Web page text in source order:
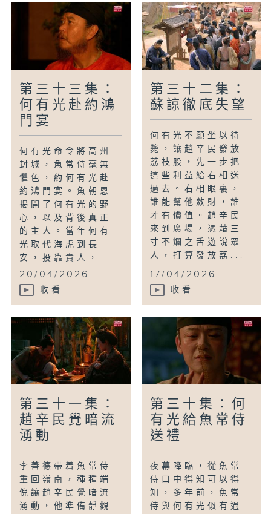
第三十三集：
何有光赴約鴻
門宴
何有光命令將高州
封城，魚常侍毫無
懼色，約何有光赴
約鴻門宴。魚朝恩
揭開了何有光的野
心，以及背後真正
的主人。當年何有
光取代海虎到長
安，投靠貴人，...
20/04/2026
收看
第三十二集：
蘇諒徹底失望
何有光不願坐以待
斃，讓趙辛民發放
荔枝股，先一步把
這些利益給右相送
過去。右相眼裏，
誰能幫他斂財，誰
才有價值。趙辛民
來到廣場，憑藉三
寸不爛之舌遊說眾
人，打算發放荔...
17/04/2026
收看
第三十一集：
趙辛民覺暗流
湧動
李善德帶着魚常侍
重回嶺南，種種端
倪讓趙辛民覺暗流
湧動，他準備靜觀
第三十集：何
有光給魚常侍
送禮
夜幕降臨，從魚常
侍口中得知可以得
知，多年前，魚常
侍與何有光似有過